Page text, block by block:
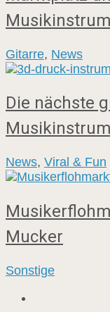
Gitarre, News
Die nächste
News, Viral & Fun
Mucker
Sonstige